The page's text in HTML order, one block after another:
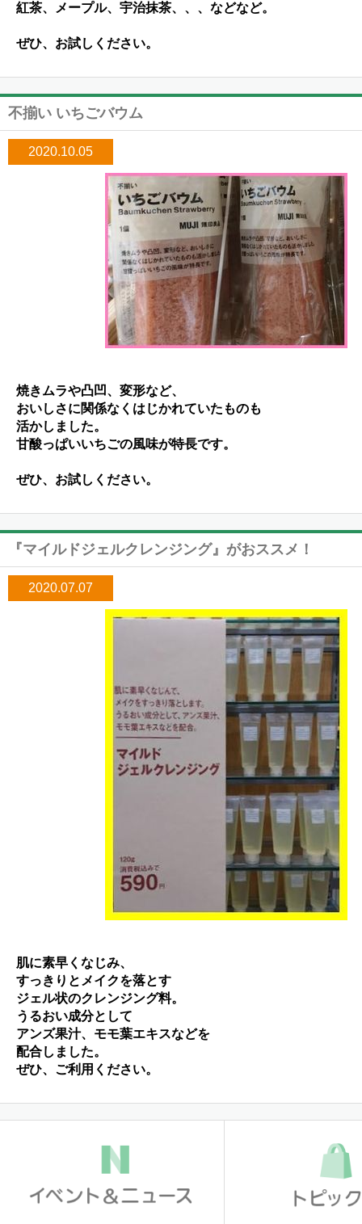
紅茶、メープル、宇治抹茶、、、などなど。
ぜひ、お試しください。
不揃い いちごバウム
2020.10.05
焼きムラや凸凹、変形など、
おいしさに関係なくはじかれていたものも
活かしました。
甘酸っぱいいちごの風味が特長です。
ぜひ、お試しください。
『マイルドジェルクレンジング』がおススメ！
2020.07.07
肌に素早くなじみ、
すっきりとメイクを落とす
ジェル状のクレンジング料。
うるおい成分として
アンズ果汁、モモ葉エキスなどを
配合しました。
ぜひ、ご利用ください。